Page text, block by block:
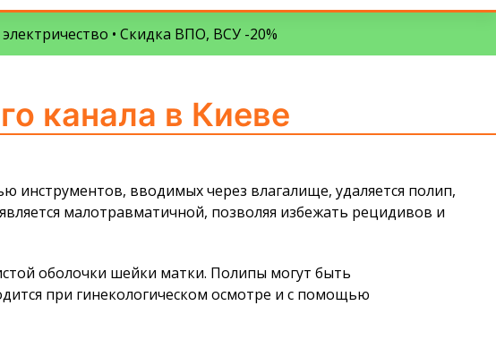
• Скидка ВПО, ВСУ -20%
канала в Киеве
инструментов, вводимых через влагалище, удаляется полип,
малотравматичной, позволяя избежать рецидивов и
оболочки шейки матки. Полипы могут быть
при гинекологическом осмотре и с помощью